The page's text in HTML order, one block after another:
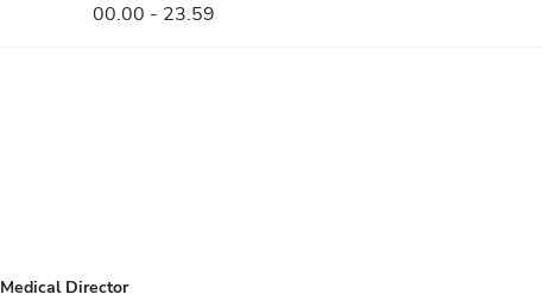
00.00 - 23.59
Medical Director